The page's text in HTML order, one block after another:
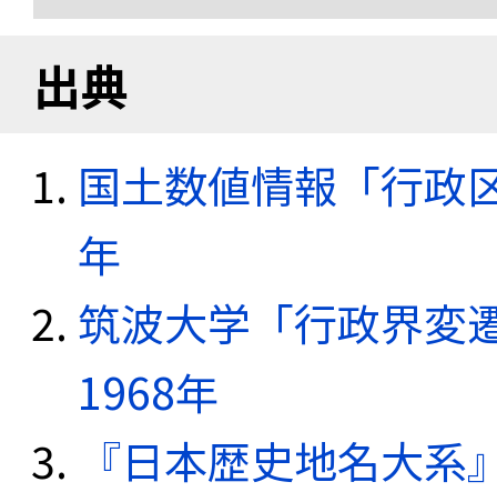
出典
国土数値情報「行政
年
筑波大学「行政界変
1968年
『日本歴史地名大